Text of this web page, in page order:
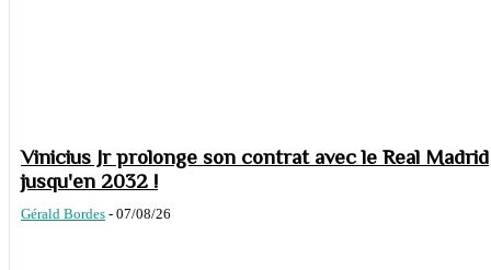
Vinicius Jr prolonge son contrat avec le Real Madrid
jusqu'en 2032 !
Gérald Bordes - 07/08/26